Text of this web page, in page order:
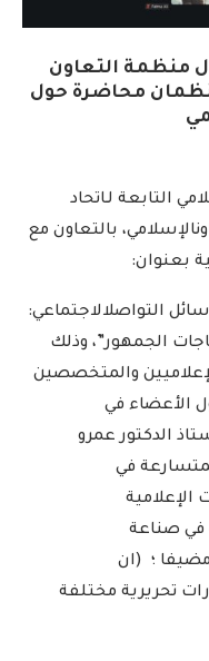
منظمة التعاون
محاضرة حول
التابعة لـاتحاد
الإسلامي، بالتعاون مع
بعنوان:
التواصلالاجتماعي:
الجمهور”، وذلك
والمتخصصين
الأعضاء في
الدكتور عمرو
في
الإعلامية
في صناعة
مضيفا ؛ (ان
تحريرية مختلفة